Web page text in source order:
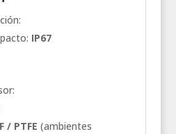
IP67
/ PTFE (ambientes